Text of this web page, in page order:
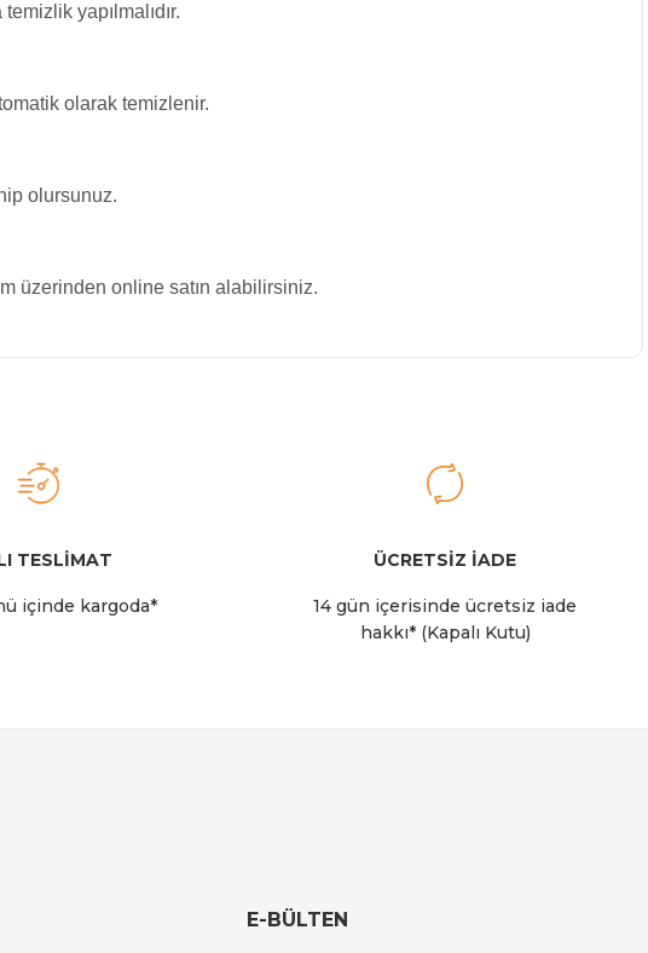
yapılmalıdır.
olarak temizlenir.
olursunuz.
üzerinden online satın alabilirsiniz.
TESLİMAT
içinde kargoda*
ÜCRETSİZ İADE
14 gün içerisinde ücretsiz iade
hakkı* (Kapalı Kutu)
E-BÜLTEN